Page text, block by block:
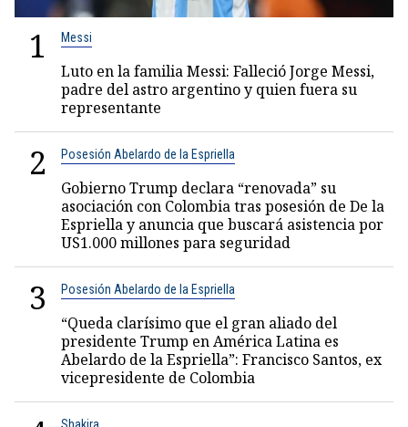
1 Messi
Luto en la familia Messi: Falleció Jorge Messi,
padre del astro argentino y quien fuera su
representante
2 Posesión Abelardo de la Espriella
Gobierno Trump declara “renovada” su
asociación con Colombia tras posesión de De la
Espriella y anuncia que buscará asistencia por
US1.000 millones para seguridad
3 Posesión Abelardo de la Espriella
“Queda clarísimo que el gran aliado del
presidente Trump en América Latina es
Abelardo de la Espriella”: Francisco Santos, ex
vicepresidente de Colombia